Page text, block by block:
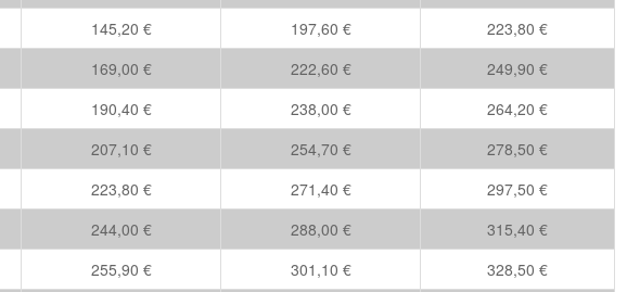
145,20 € 197,60 €
223,80 €
169,00 € 222,60 €
249,90 €
190,40 € 238,00 €
264,20 €
207,10 € 254,70 €
278,50 €
223,80 € 271,40 €
297,50 €
244,00 € 288,00 €
315,40 €
255,90 € 301,10 €
328,50 €